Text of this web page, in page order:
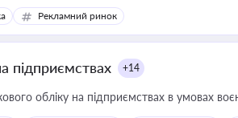
Рекламний ринок
підприємствах +14
обліку на підприємствах в умовах